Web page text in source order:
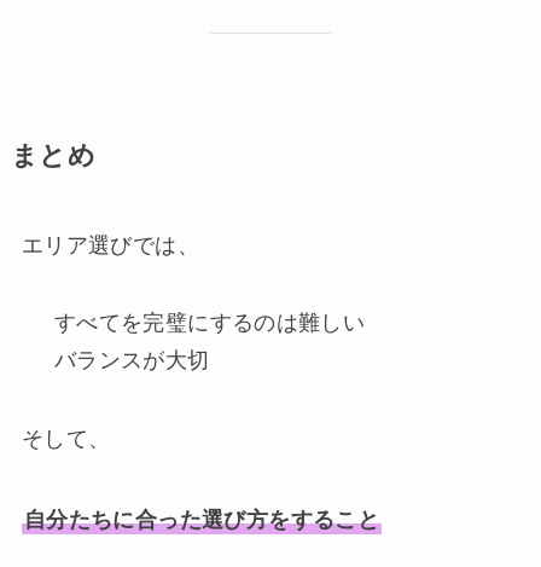
まとめ
エリア選びでは、
すべてを完璧にするのは難しい
バランスが大切
そして、
自分たちに合った選び方をすること